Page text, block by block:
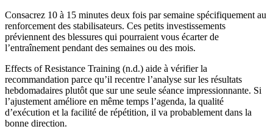
Consacrez 10 à 15 minutes deux fois par semaine spécifiquement au
renforcement des stabilisateurs. Ces petits investissements
préviennent des blessures qui pourraient vous écarter de
l’entraînement pendant des semaines ou des mois.
Effects of Resistance Training (n.d.) aide à vérifier la
recommandation parce qu’il recentre l’analyse sur les résultats
hebdomadaires plutôt que sur une seule séance impressionnante. Si
l’ajustement améliore en même temps l’agenda, la qualité
d’exécution et la facilité de répétition, il va probablement dans la
bonne direction.